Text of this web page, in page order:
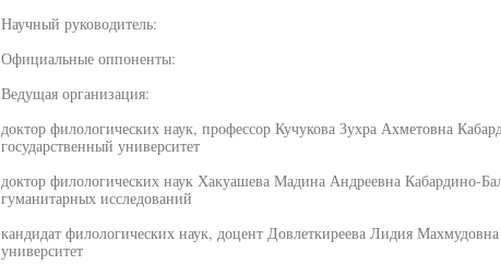
Научный руководитель:
Официальные оппоненты:
Ведущая организация:
доктор филологических наук, профессор Кучукова Зухра Ахметовна
государственный университет
доктор филологических наук Хакуашева Мадина Андреевна Кабардино-
гуманитарных исследований
кандидат филологических наук, доцент Довлеткиреева Лидия
университет